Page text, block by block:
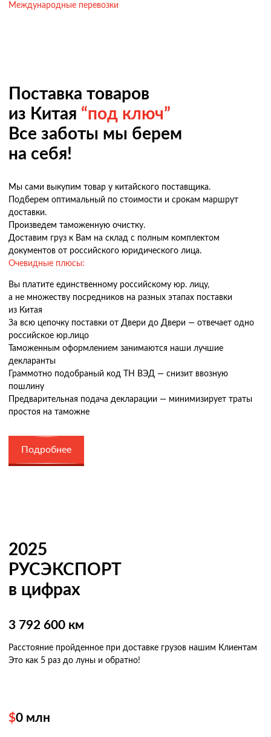
Международные перевозки
Поставка товаров
из Китая “под ключ”
Все заботы мы берем
на себя!
Мы сами выкупим товар у китайского поставщика.
Подберем оптимальный по стоимости и срокам маршрут
доставки.
Произведем таможенную очистку.
Доставим груз к Вам на склад с полным комплектом
документов от российского юридического лица.
Очевидные плюсы:
Вы платите единственному российскому юр. лицу,
а не множеству посредников на разных этапах поставки
из Китая
За всю цепочку поставки от Двери до Двери — отвечает одно
российское юр.лицо
Таможенным оформлением занимаются наши лучшие
декларанты
Граммотно подобраный код ТН ВЭД — снизит ввозную
пошлину
Предварительная подача декларации — минимизирует траты
простоя на таможне
Подробнее
2025
РУСЭКСПОРТ
в цифрах
3 792 600 км
Расстояние пройденное при доставке грузов нашим Клиентам
Это как 5 раз до луны и обратно!
$0 млн